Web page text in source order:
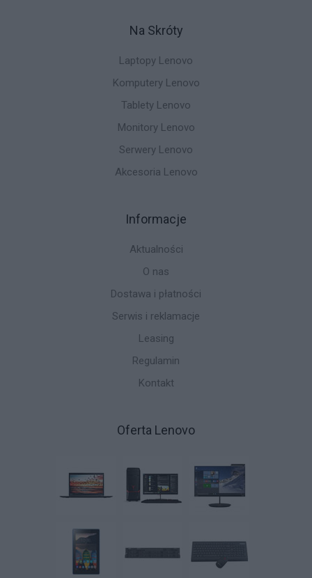
Na Skróty
Laptopy Lenovo
Komputery Lenovo
Tablety Lenovo
Monitory Lenovo
Serwery Lenovo
Akcesoria Lenovo
Informacje
Aktualności
O nas
Dostawa i płatności
Serwis i reklamacje
Leasing
Regulamin
Kontakt
Oferta Lenovo